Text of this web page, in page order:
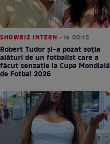
SHOWBIZ INTERN • la 00:15
Robert Tudor și-a pozat soția
alături de un fotbalist care a
făcut senzație la Cupa Mondială
de Fotbal 2026